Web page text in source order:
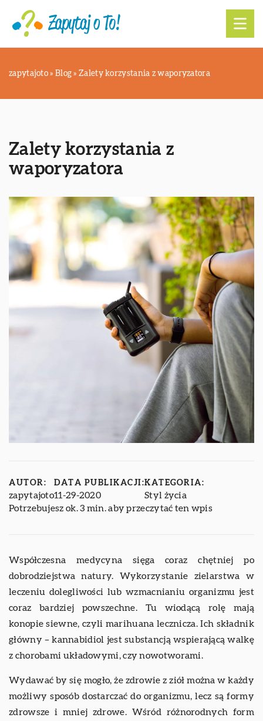
zapytajoto » Blog »Zalety korzystania z waporyzatora
Zalety korzystania z
waporyzatora
AUTOR:
zapytajoto
DATA PUBLIKACJI:
11-29-2020
KATEGORIA:
Styl życia
Potrzebujesz ok. 3 min. aby przeczytać ten wpis
Współczesna medycyna sięga coraz chętniej po
dobrodziejstwa natury. Wykorzystanie zielarstwa w
leczeniu dolegliwości lub wzmacnianiu organizmu jest
coraz bardziej powszechne. Tu wiodącą rolę mają
konopie siewne, czyli marihuana lecznicza. Ich składnik
główny – kannabidiol jest substancją wspierającą walkę
z chorobami układowymi, czy nowotworami.
Wydawać by się mogło, że zdrowie z ziół można w każdy
możliwy sposób dostarczać do organizmu, lecz są formy
zdrowsze i mniej zdrowe. Wśród różnorodnych form